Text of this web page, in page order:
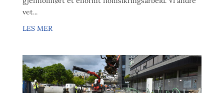
vet...
LES MER